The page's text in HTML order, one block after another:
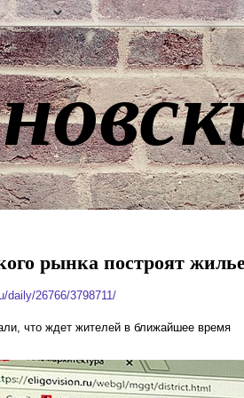
рынка построят
daily/26766/3798711/
что ждет жителей в ближайшее время